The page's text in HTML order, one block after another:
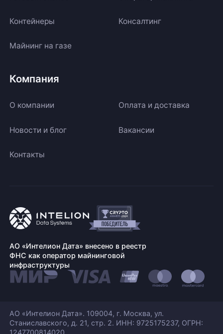
Контейнеры
Майнинг на газе
Консалтинг
Компания
О компании Оплата и доставка
Новости и блог Вакансии
Контакты
АО «Интелион Дата» внесено в реестр
ФНС как оператор майнинговой
инфраструктуры
АО «Интелион Дата». 109004, г. Москва, ул.
Станиславского, д. 21, стр. 2. ИНН: 9725175237, ОГРН: